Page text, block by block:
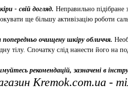
- свій догляд. Неправильно
ще більшу активізацію роботи
попередньо очищену шкіру обличчя.
тілу. Спочатку слід нанести його на
рекомендацій, зазначені в
Kremok.com.ua -